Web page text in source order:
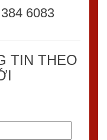
6083
TIN THEO